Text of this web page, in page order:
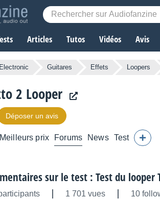
Articles Tutos Vidéos Avis
Guitares Effets Loopers
2 Looper
Déposer un avis
Meilleurs prix Forums News Test
sur le test : Test du looper
1 701 vues 10